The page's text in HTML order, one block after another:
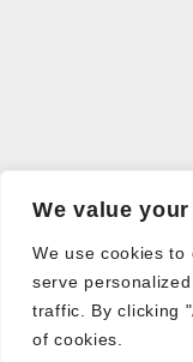
We value
We use cookies to
serve
traffic. By clicking
of cookies.